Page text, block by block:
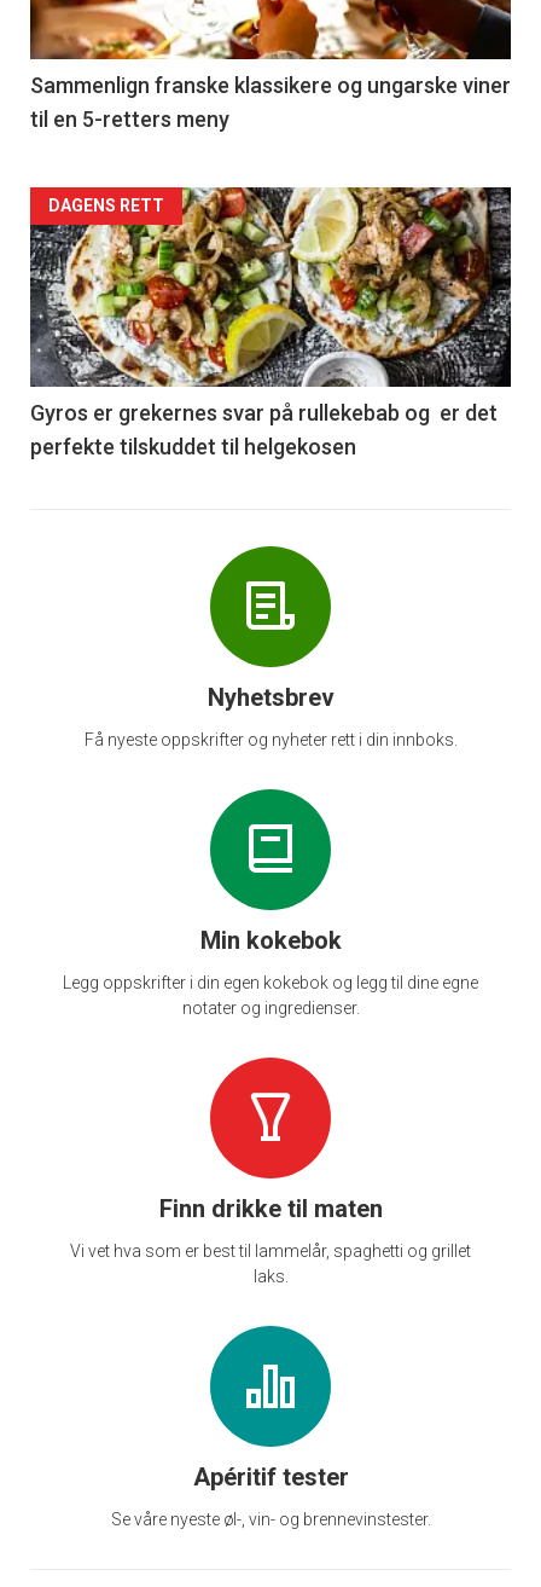
-
5
Sammenlign franske klassikere og ungarske viner
til en 5-retters meny
Forsiden
akkurat
nå
-
6
DAGENS RETT
Gyros er grekernes svar på rullekebab og er det
perfekte tilskuddet til helgekosen
Nyhetsbrev
Få nyeste oppskrifter og nyheter rett i din innboks.
Min kokebok
Legg oppskrifter i din egen kokebok og legg til dine egne
notater og ingredienser.
Finn drikke til maten
Vi vet hva som er best til lammelår, spaghetti og grillet
laks.
Apéritif tester
Se våre nyeste øl-, vin- og brennevinstester.